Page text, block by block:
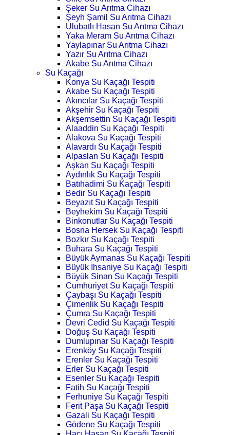
Şeker Su Arıtma Cihazı
Şeyh Şamil Su Arıtma Cihazı
Ulubatlı Hasan Su Arıtma Cihazı
Yaka Meram Su Arıtma Cihazı
Yaylapınar Su Arıtma Cihazı
Yazır Su Arıtma Cihazı
Akabe Su Arıtma Cihazı
Su Kaçağı
Konya Su Kaçağı Tespiti
Akabe Su Kaçağı Tespiti
Akıncılar Su Kaçağı Tespiti
Akşehir Su Kaçağı Tespiti
Akşemsettin Su Kaçağı Tespiti
Alaaddin Su Kaçağı Tespiti
Alakova Su Kaçağı Tespiti
Alavardı Su Kaçağı Tespiti
Alpaslan Su Kaçağı Tespiti
Aşkan Su Kaçağı Tespiti
Aydınlık Su Kaçağı Tespiti
Batıhadimi Su Kaçağı Tespiti
Bedir Su Kaçağı Tespiti
Beyazıt Su Kaçağı Tespiti
Beyhekim Su Kaçağı Tespiti
Binkonutlar Su Kaçağı Tespiti
Bosna Hersek Su Kaçağı Tespiti
Bozkır Su Kaçağı Tespiti
Buhara Su Kaçağı Tespiti
Büyük Aymanas Su Kaçağı Tespiti
Büyük İhsaniye Su Kaçağı Tespiti
Büyük Sinan Su Kaçağı Tespiti
Cumhuriyet Su Kaçağı Tespiti
Çaybaşı Su Kaçağı Tespiti
Çimenlik Su Kaçağı Tespiti
Çumra Su Kaçağı Tespiti
Devri Cedid Su Kaçağı Tespiti
Doğuş Su Kaçağı Tespiti
Dumlupınar Su Kaçağı Tespiti
Erenköy Su Kaçağı Tespiti
Erenler Su Kaçağı Tespiti
Erler Su Kaçağı Tespiti
Esenler Su Kaçağı Tespiti
Fatih Su Kaçağı Tespiti
Ferhuniye Su Kaçağı Tespiti
Ferit Paşa Su Kaçağı Tespiti
Gazali Su Kaçağı Tespiti
Gödene Su Kaçağı Tespiti